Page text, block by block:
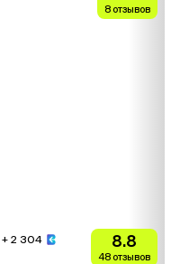
8 отзывов
+ 2 304 8.8
48 отзывов